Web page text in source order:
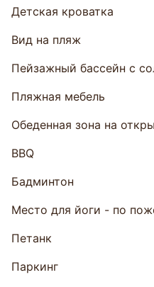
Детская кроватка
Вид на пляж
Пейзажный бассейн с
Пляжная мебель
Обеденная зона на
BBQ
Бадминтон
Место для йоги - по
Петанк
Паркинг